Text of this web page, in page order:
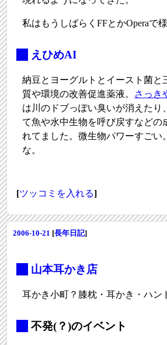
私はもうしばらくFFとかOperaで
えひめAI
納豆とヨーグルトとイースト菌と
質や環境の改善促進薬液。
さっき
は川のドブっぽい臭いが消えたり
て魚や水中生物を呼び戻すなどの
れてました。微生物パワーすごい
な。
[ツッコミを入れる]
2006-10-21 [長年日記]
山本耳かき店
耳かき小町？膝枕・耳かき・ハン
不発(？)のイベント